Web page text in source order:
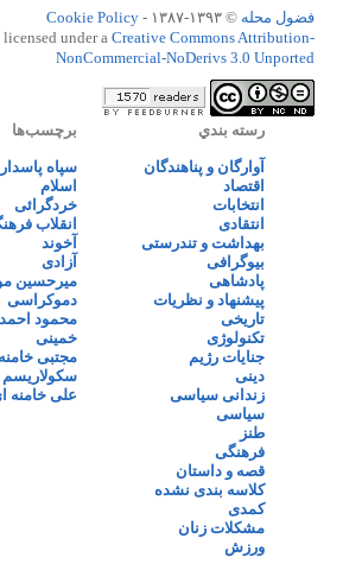
فضول محله © ۱۳۹۳-۱۳۸۷ -
Cookie Policy
under a Creative Commons Attribution-
NonCommercial-NoDerivs 3.0 Unported
رسته بندي
آوارگان و پناهندگان
اقتصاد
انتخابات
انتقادی
بهداشت و تندرستی
بیوگرافی
پادشاهی
پیشنهاد و نظریات
تاریخی
تکنولوژی
جنایات رژیم
دینی
زندانی سیاسی
سیاسی
طنز
فرهنگی
قصه و داستان
کلاسه بندی نشده
کمدی
مشکلات زنان
ورزش
برچسب‌ها
سپاه
اسلام
خردگرائی
انقلاب
آخوند
آزادی
میرحسین
دموکراسی
محمود
خمینی
مجتبی
سکولاریسم
علی خامنه